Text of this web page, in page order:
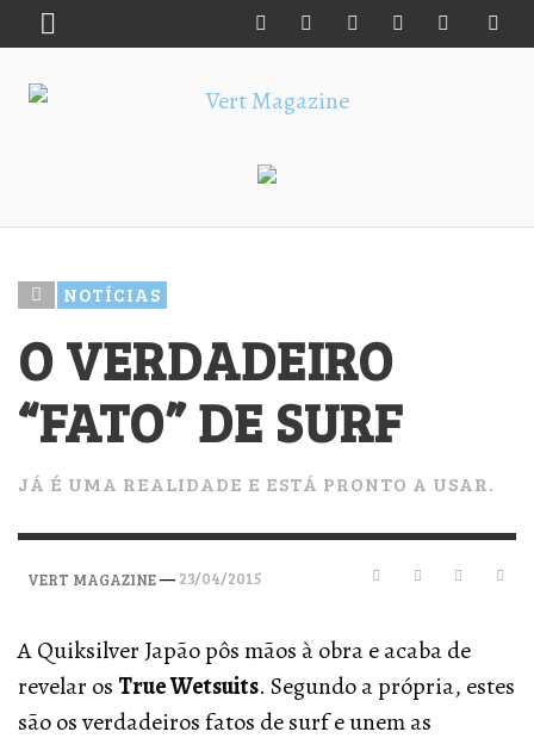
NOTÍCIAS
O VERDADEIRO
“FATO” DE SURF
JÁ É UMA REALIDADE E ESTÁ PRONTO A USAR.
VERT MAGAZINE— 23/04/2015
A Quiksilver Japão pôs mãos à obra e acaba de
revelar os True Wetsuits. Segundo a própria, estes
são os verdadeiros fatos de surf e unem as